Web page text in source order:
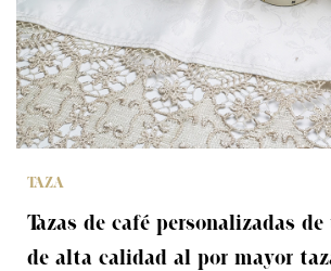
TAZA
Tazas de café personalizadas
de alta calidad al por mayor